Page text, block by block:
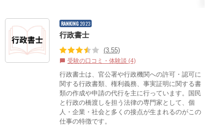
RANKING 2023
行政書士
(3.55)
chat_bubble 受験の口コミ・体験談 (4)
行政書士は、官公署や行政機関への許可・認可に
関する行政書類、権利義務、事実証明に関する書
類の作成や申請の代行を主に行っています。国民
と行政の橋渡しを担う法律の専門家として、個
人・企業・社会と多くの接点が生まれるのがこの
仕事の特徴です。